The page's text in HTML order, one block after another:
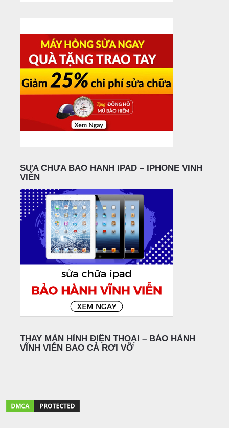
SỬA CHỮA BẢO HÀNH IPAD – IPHONE VĨNH
VIỄN
THAY MÀN HÌNH ĐIỆN THOẠI – BẢO HÀNH
VĨNH VIỄN BAO CẢ RƠI VỠ